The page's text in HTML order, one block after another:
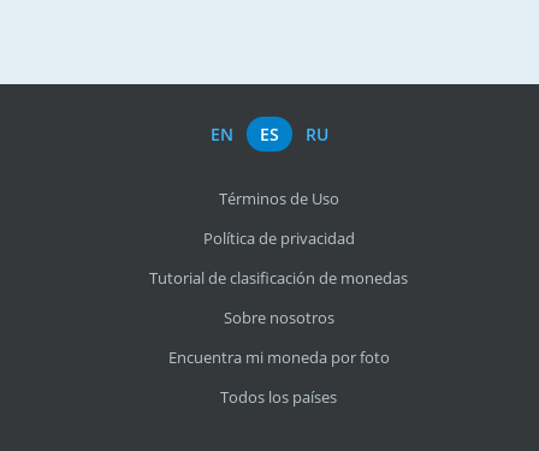
EN ES RU
Términos de Uso
Política de privacidad
Tutorial de clasificación de monedas
Sobre nosotros
Encuentra mi moneda por foto
Todos los países